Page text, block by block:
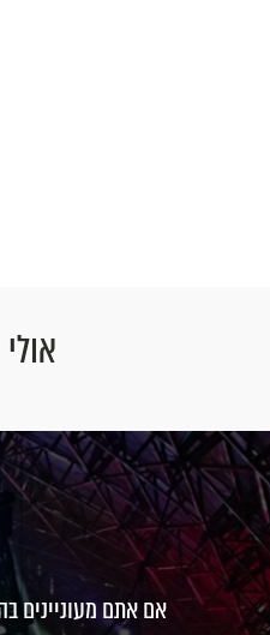
אם אתם מעוניינים